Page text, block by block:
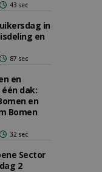
43 sec
in
en
87 sec
en
dak:
en
Bomen
32 sec
Sector
2